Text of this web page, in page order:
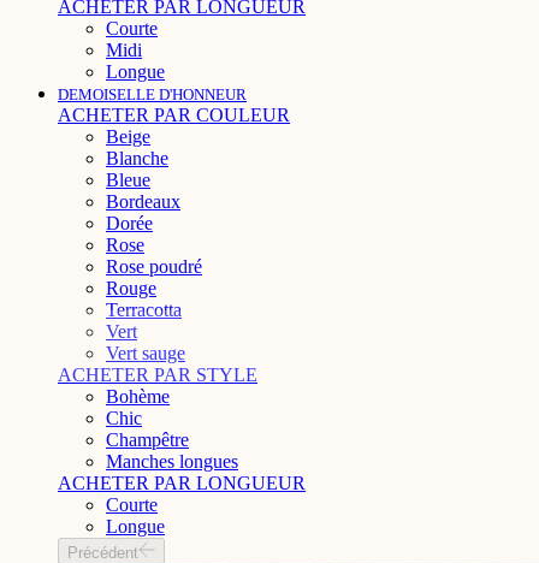
ACHETER PAR LONGUEUR
Courte
Midi
Longue
DEMOISELLE D'HONNEUR
ACHETER PAR COULEUR
Beige
Blanche
Bleue
Bordeaux
Dorée
Rose
Rose poudré
Rouge
Terracotta
Vert
Vert sauge
ACHETER PAR STYLE
Bohème
Chic
Champêtre
Manches longues
ACHETER PAR LONGUEUR
Courte
Longue
Précédent